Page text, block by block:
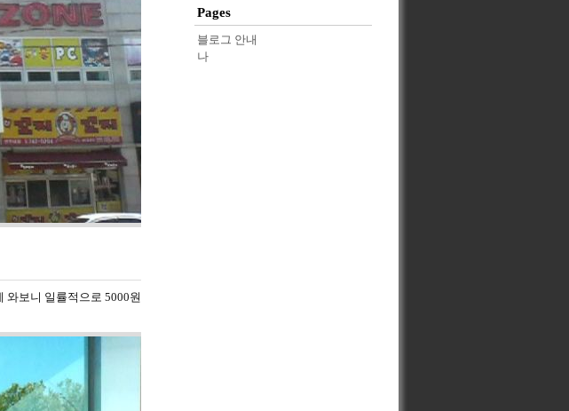
와보니 일률적으로 5000원
Pages
블로그 안내
나